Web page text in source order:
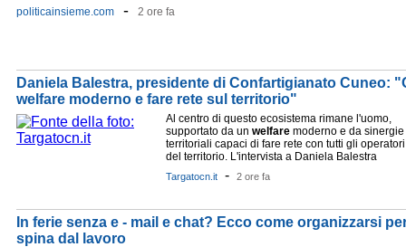
politicainsieme.com - 2 ore fa
Daniela Balestra, presidente di Confartigianato Cuneo:
welfare moderno e fare rete sul territorio"
Al centro di questo ecosistema rimane l'uomo,
supportato da un welfare moderno e da sinergie
territoriali capaci di fare rete con tutti gli operatori
del territorio. L'intervista a Daniela Balestra
Targatocn.it - 2 ore fa
In ferie senza e - mail e chat? Ecco come organizzarsi
spina dal lavoro